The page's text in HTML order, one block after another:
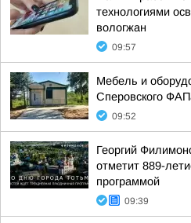
технологиями
вологжан
09:57
Мебель и
Сперовского
09:52
Георгий
отметит 889-
программой
09:39